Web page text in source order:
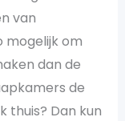
van
mogelijk om
dan de
de
thuis? Dan kun